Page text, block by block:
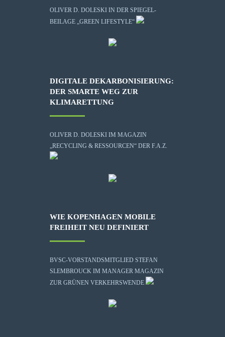
OLIVER D. DOLESKI IN DER SPIEGEL-
BEILAGE „GREEN LIFESTYLE“
DIGITALE DEKARBONISIERUNG:
DER SMARTE WEG ZUR
KLIMARETTUNG
OLIVER D. DOLESKI IM MAGAZIN
„RECYCLING & RESSOURCEN“ DER F.A.Z.
WIE KOPENHAGEN MOBILE
FREIHEIT NEU DEFINIERT
BVSC-VORSTANDSMITGLIED STEFAN
SLEMBROUCK IM MANAGER MAGAZIN
ZUR GRÜNEN VERKEHRSWENDE